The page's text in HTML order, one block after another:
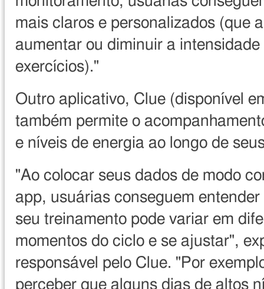
mais claros e personalizados (que
aumentar ou diminuir a intensidade
exercícios)."
Outro aplicativo, Clue (disponível
também permite o
e níveis de energia ao longo de
"Ao colocar seus dados de modo
app, usuárias conseguem entender
seu treinamento pode variar em
momentos do ciclo e se ajustar",
responsável pelo Clue. "Por
perceber que alguns dias de altos